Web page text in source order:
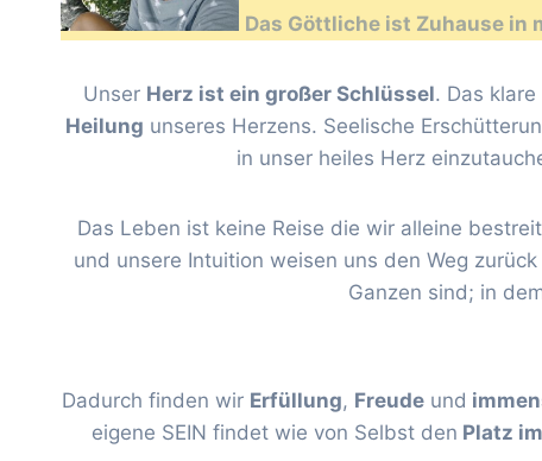
Das Göttliche ist Zuhause in
Unser Herz ist ein großer Schlüssel. Das
Heilung unseres Herzens. Seelische
in unser heiles Herz
Das Leben ist keine Reise die wir alleine
und unsere Intuition weisen uns den Weg
Ganzen sind; in
Dadurch finden wir Erfüllung, Freudeund
eigene SEIN findet wie von Selbst den Platz